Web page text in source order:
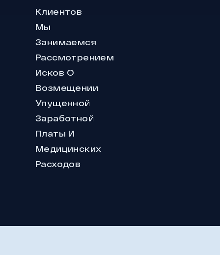
Клиентов
Мы
Занимаемся
Рассмотрением
Исков О
Возмещении
Упущенной
Заработной
Платы И
Медицинских
Расходов